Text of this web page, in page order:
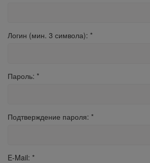
Логин (мин. 3 символа): *
Пароль: *
Подтверждение пароля: *
E-Mail: *